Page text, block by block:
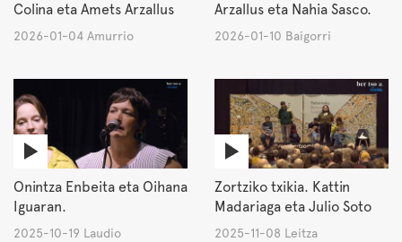
Colina eta Amets Arzallus
2026-01-04 Amurrio
Arzallus eta Nahia Sasco.
2026-01-10 Baigorri
Onintza Enbeita eta Oihana
Iguaran.
2025-10-19 Laudio
Zortziko txikia. Kattin
Madariaga eta Julio Soto
2025-11-08 Leitza